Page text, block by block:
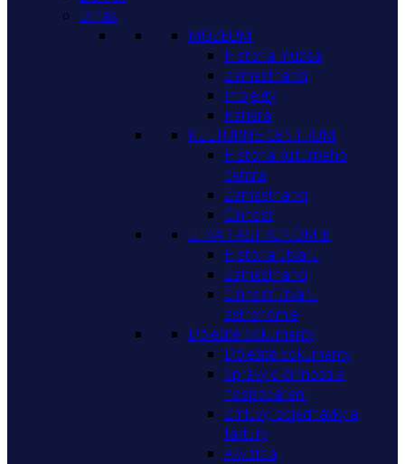
O nás
MÚZEUM
História múzea
Zamestnanci
Projekty
Kariéra
KULTÚRNE CENTRUM
História kultúrneho
centra
Zamestnanci
Činnosť
ÚTVAR ASTRONÓMIE
História útvaru
Zamestnanci
Činnosť útvaru
astronómie
Dôležité dokumenty
Dôležité dokumenty
Správy o činnosti a
hospodárení
Zmluvy, objednávky a
faktúry
Akvizícia